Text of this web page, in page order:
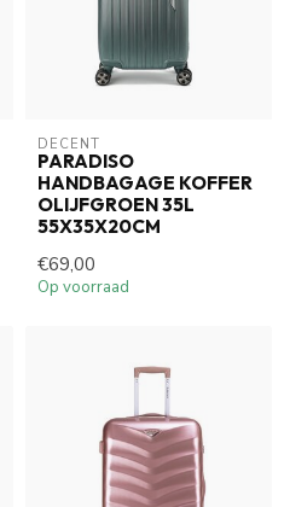
DECENT
PARADISO
HANDBAGAGE KOFFER
OLIJFGROEN 35L
55X35X20CM
€69,00
Op voorraad